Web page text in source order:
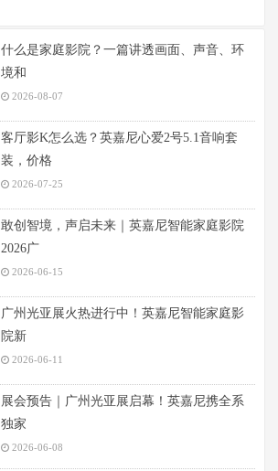
什么是家庭影院？一篇讲透画面、声音、环
境和
2026-08-07
客厅影K怎么选？英嘉尼心爱2号5.1音响套
装，价格
2026-07-25
敢创智境，声启未来｜英嘉尼智能家庭影院
2026广
2026-06-15
广州光亚展火热进行中！英嘉尼智能家庭影
院新
2026-06-11
展会预告｜广州光亚展启幕！英嘉尼携全系
独家
2026-06-08